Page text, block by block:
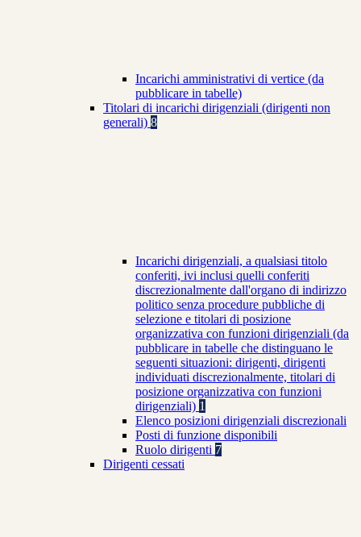
Incarichi amministrativi di vertice (da
pubblicare in tabelle)
Titolari di incarichi dirigenziali (dirigenti non
generali) 8
Incarichi dirigenziali, a qualsiasi titolo
conferiti, ivi inclusi quelli conferiti
discrezionalmente dall'organo di indirizzo
politico senza procedure pubbliche di
selezione e titolari di posizione
organizzativa con funzioni dirigenziali (da
pubblicare in tabelle che distinguano le
seguenti situazioni: dirigenti, dirigenti
individuati discrezionalmente, titolari di
posizione organizzativa con funzioni
dirigenziali) 1
Elenco posizioni dirigenziali discrezionali
Posti di funzione disponibili
Ruolo dirigenti 7
Dirigenti cessati